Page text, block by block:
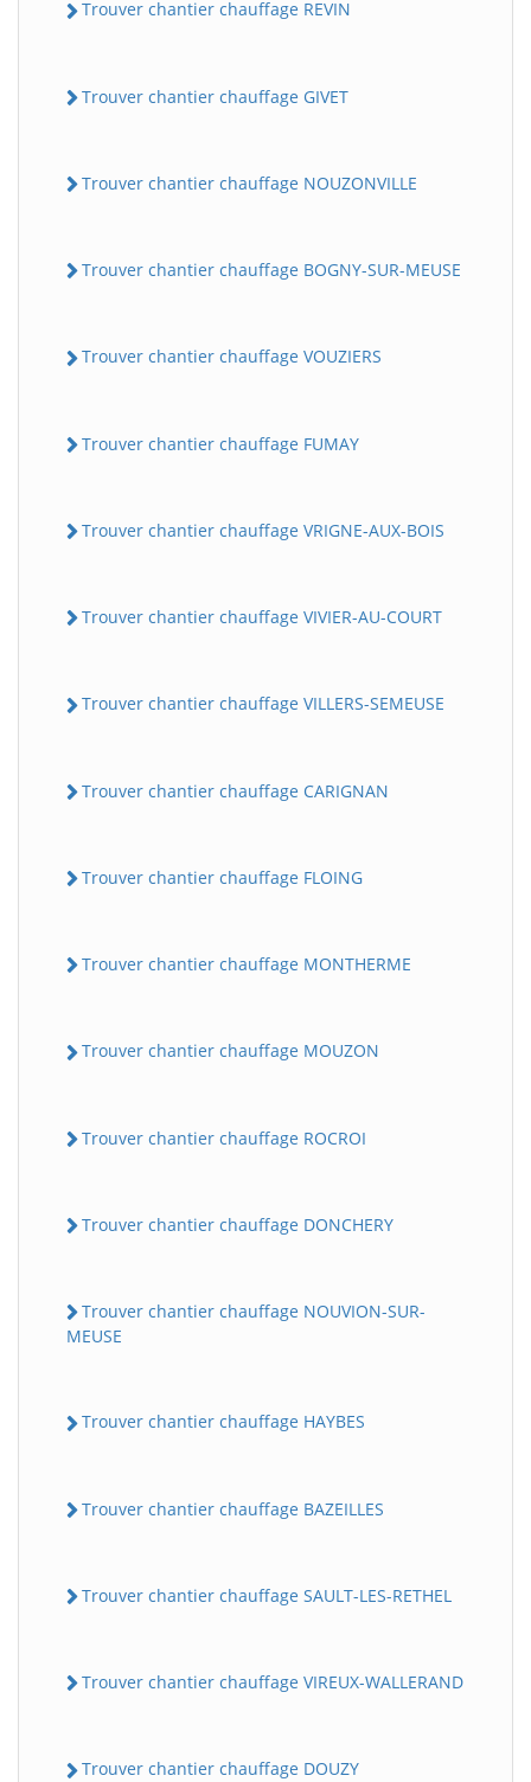
Trouver chantier chauffage REVIN
Trouver chantier chauffage GIVET
Trouver chantier chauffage NOUZONVILLE
Trouver chantier chauffage BOGNY-SUR-MEUSE
Trouver chantier chauffage VOUZIERS
Trouver chantier chauffage FUMAY
Trouver chantier chauffage VRIGNE-AUX-BOIS
Trouver chantier chauffage VIVIER-AU-COURT
Trouver chantier chauffage VILLERS-SEMEUSE
Trouver chantier chauffage CARIGNAN
Trouver chantier chauffage FLOING
Trouver chantier chauffage MONTHERME
Trouver chantier chauffage MOUZON
Trouver chantier chauffage ROCROI
Trouver chantier chauffage DONCHERY
Trouver chantier chauffage NOUVION-SUR-
MEUSE
Trouver chantier chauffage HAYBES
Trouver chantier chauffage BAZEILLES
Trouver chantier chauffage SAULT-LES-RETHEL
Trouver chantier chauffage VIREUX-WALLERAND
Trouver chantier chauffage DOUZY